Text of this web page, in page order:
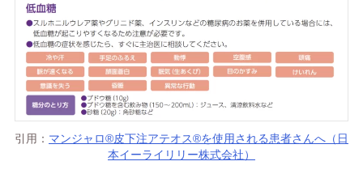
引用： マンジャロ®皮下注アテオス®を使用される患者さんへ（日
本イーライリリー株式会社）